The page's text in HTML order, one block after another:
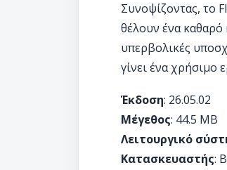
Συνοψίζοντας, το
θέλουν ένα καθαρό
υπερβολικές
γίνει ένα χρήσιμο
Έκδοση: 26.05.02
Μέγεθος: 44.5 MB
Λειτουργικό
Κατασκευαστής: